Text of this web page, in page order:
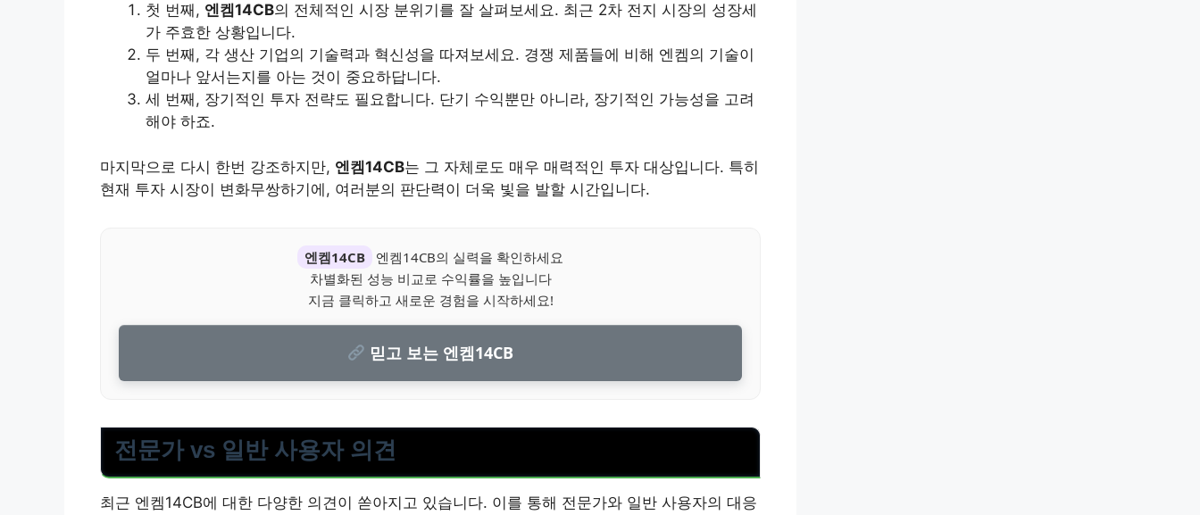
첫 번째, 엔켐14CB의 전체적인 시장 분위기를 잘 살펴보세요. 최근 2차 전지 시장의 성장세
가 주효한 상황입니다.
두 번째, 각 생산 기업의 기술력과 혁신성을 따져보세요. 경쟁 제품들에 비해 엔켐의 기술이
얼마나 앞서는지를 아는 것이 중요하답니다.
세 번째, 장기적인 투자 전략도 필요합니다. 단기 수익뿐만 아니라, 장기적인 가능성을 고려
해야 하죠.
마지막으로 다시 한번 강조하지만, 엔켐14CB는 그 자체로도 매우 매력적인 투자 대상입니다. 특히
현재 투자 시장이 변화무쌍하기에, 여러분의 판단력이 더욱 빛을 발할 시간입니다.
엔켐14CB
엔켐14CB의 실력을 확인하세요
차별화된 성능 비교로 수익률을 높입니다
지금 클릭하고 새로운 경험을 시작하세요!
믿고 보는 엔켐14CB
전문가 vs 일반 사용자 의견
최근 엔켐14CB에 대한 다양한 의견이 쏟아지고 있습니다. 이를 통해 전문가와 일반 사용자의 대응